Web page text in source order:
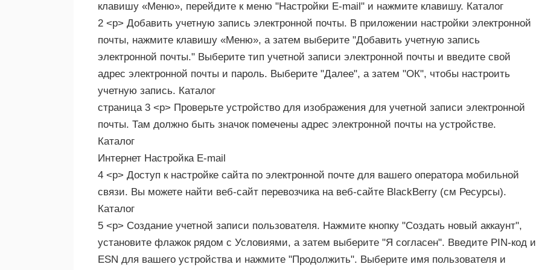
клавишу «Меню», перейдите к меню "Настройки E-mail" и нажмите клавишу. Каталог
2 <р> Добавить учетную запись электронной почты. В приложении настройки электронной
почты, нажмите клавишу «Меню», а затем выберите "Добавить учетную запись
электронной почты." Выберите тип учетной записи электронной почты и введите свой
адрес электронной почты и пароль. Выберите "Далее", а затем "ОК", чтобы настроить
учетную запись. Каталог
страница 3 <р> Проверьте устройство для изображения для учетной записи электронной
почты. Там должно быть значок помечены адрес электронной почты на устройстве.
Каталог
Интернет Настройка E-mail
4 <р> Доступ к настройке сайта по электронной почте для вашего оператора мобильной
связи. Вы можете найти веб-сайт перевозчика на веб-сайте BlackBerry (см Ресурсы).
Каталог
5 <р> Создание учетной записи пользователя. Нажмите кнопку "Создать новый аккаунт",
установите флажок рядом с Условиями, а затем выберите "Я согласен". Введите PIN-код и
ESN для вашего устройства и нажмите "Продолжить". Выберите имя пользователя и